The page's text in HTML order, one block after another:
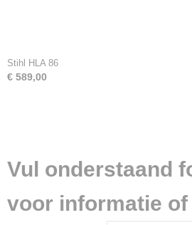
Stihl HLA 86
€ 589,00
Vul onderstaand
voor informatie